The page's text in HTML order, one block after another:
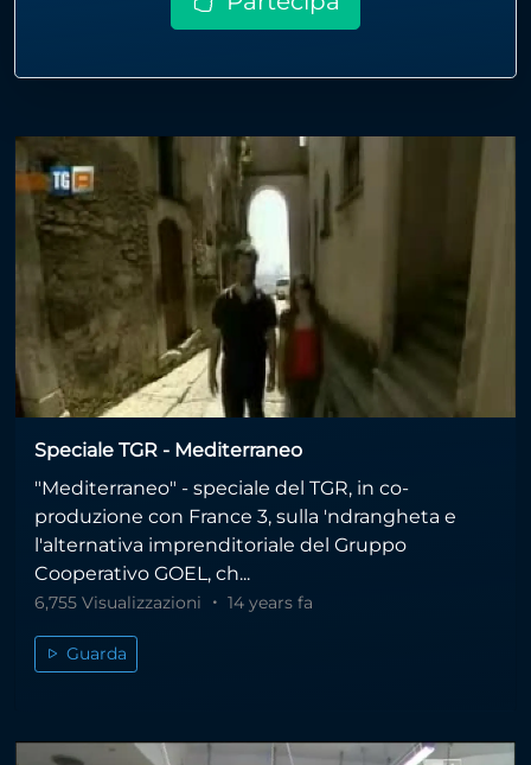
Speciale TGR - Mediterraneo
"Mediterraneo" - speciale del TGR, in co-
produzione con France 3, sulla 'ndrangheta e
l'alternativa imprenditoriale del Gruppo
Cooperativo GOEL, ch...
6,755 Visualizzazioni 14 years fa
Guarda